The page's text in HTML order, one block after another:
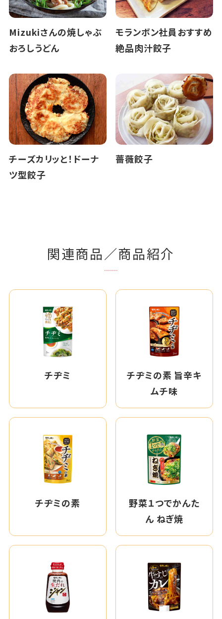
Mizukiさんの焼しゃぶ
おろしうどん
モランボン社員おすすめ
絶品肉汁餃子
チーズカリッと！ドーナ
ツ型餃子
薔薇餃子
関連商品／商品紹介
チヂミ
チヂミの素 旨辛キ
ムチ味
チヂミの素
野菜１つでかんた
ん ねぎ焼